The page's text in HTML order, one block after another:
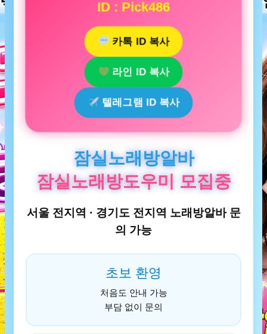
ID : Pick486
카톡 ID 복사
라인 ID 복사
텔레그램 ID 복사
잠실노래방알바
잠실노래방도우미 모집중
서울 전지역 · 경기도 전지역 노래방알바 문
의 가능
초보 환영
처음도 안내 가능
부담 없이 문의